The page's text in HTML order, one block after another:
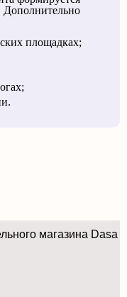
Дополнительно
площадках;